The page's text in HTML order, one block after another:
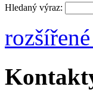
Hledaný výraz: